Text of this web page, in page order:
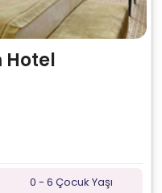
Hotel
0 - 6 Çocuk Yaşı